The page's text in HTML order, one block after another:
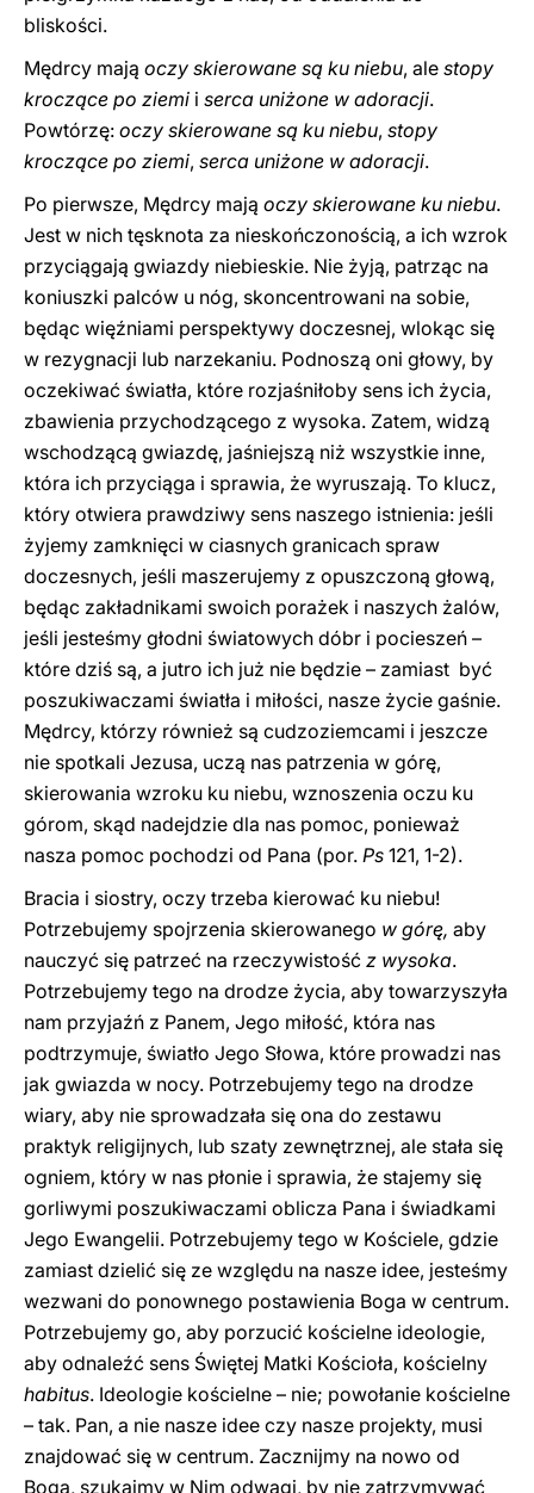
bliskości.
Mędrcy mają oczy skierowane są ku niebu, ale stopy
kroczące po ziemi i serca uniżone w adoracji.
Powtórzę: oczy skierowane są ku niebu, stopy
kroczące po ziemi, serca uniżone w adoracji.
Po pierwsze, Mędrcy mają oczy skierowane ku niebu.
Jest w nich tęsknota za nieskończonością, a ich wzrok
przyciągają gwiazdy niebieskie. Nie żyją, patrząc na
koniuszki palców u nóg, skoncentrowani na sobie,
będąc więźniami perspektywy doczesnej, wlokąc się
w rezygnacji lub narzekaniu. Podnoszą oni głowy, by
oczekiwać światła, które rozjaśniłoby sens ich życia,
zbawienia przychodzącego z wysoka. Zatem, widzą
wschodzącą gwiazdę, jaśniejszą niż wszystkie inne,
która ich przyciąga i sprawia, że wyruszają. To klucz,
który otwiera prawdziwy sens naszego istnienia: jeśli
żyjemy zamknięci w ciasnych granicach spraw
doczesnych, jeśli maszerujemy z opuszczoną głową,
będąc zakładnikami swoich porażek i naszych żalów,
jeśli jesteśmy głodni światowych dóbr i pocieszeń –
które dziś są, a jutro ich już nie będzie – zamiast być
poszukiwaczami światła i miłości, nasze życie gaśnie.
Mędrcy, którzy również są cudzoziemcami i jeszcze
nie spotkali Jezusa, uczą nas patrzenia w górę,
skierowania wzroku ku niebu, wznoszenia oczu ku
górom, skąd nadejdzie dla nas pomoc, ponieważ
nasza pomoc pochodzi od Pana (por. Ps 121, 1-2).
Bracia i siostry, oczy trzeba kierować ku niebu!
Potrzebujemy spojrzenia skierowanego w górę, aby
nauczyć się patrzeć na rzeczywistość z wysoka.
Potrzebujemy tego na drodze życia, aby towarzyszyła
nam przyjaźń z Panem, Jego miłość, która nas
podtrzymuje, światło Jego Słowa, które prowadzi nas
jak gwiazda w nocy. Potrzebujemy tego na drodze
wiary, aby nie sprowadzała się ona do zestawu
praktyk religijnych, lub szaty zewnętrznej, ale stała się
ogniem, który w nas płonie i sprawia, że stajemy się
gorliwymi poszukiwaczami oblicza Pana i świadkami
Jego Ewangelii. Potrzebujemy tego w Kościele, gdzie
zamiast dzielić się ze względu na nasze idee, jesteśmy
wezwani do ponownego postawienia Boga w centrum.
Potrzebujemy go, aby porzucić kościelne ideologie,
aby odnaleźć sens Świętej Matki Kościoła, kościelny
habitus. Ideologie kościelne – nie; powołanie kościelne
– tak. Pan, a nie nasze idee czy nasze projekty, musi
znajdować się w centrum. Zacznijmy na nowo od
Boga, szukajmy w Nim odwagi, by nie zatrzymywać